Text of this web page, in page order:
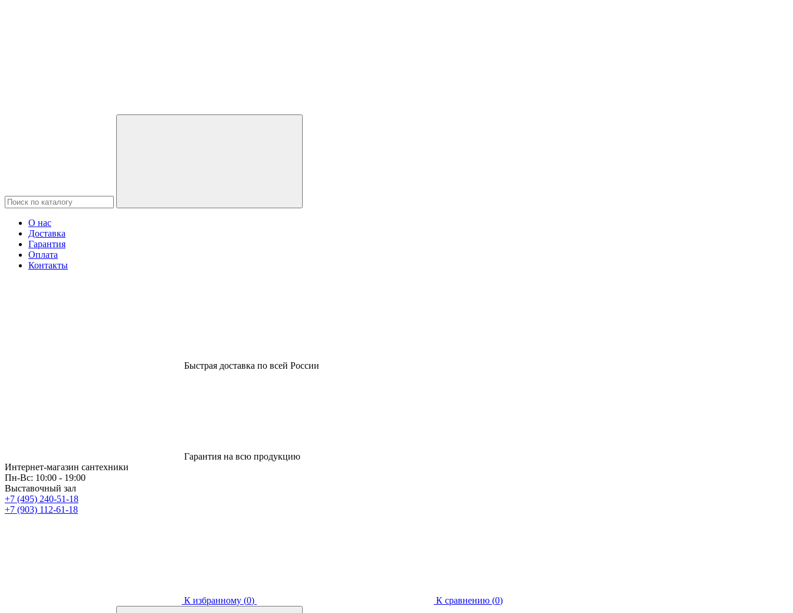
О нас
Доставка
Гарантия
Оплата
Контакты
Быстрая доставка по всей России
Гарантия на всю продукцию
Интернет-магазин сантехники
Пн-Вс: 10:00 - 19:00
Выставочный зал
+7 (495) 240-51-18
+7 (903) 112-61-18
К избранному (0) К сравнению (0)